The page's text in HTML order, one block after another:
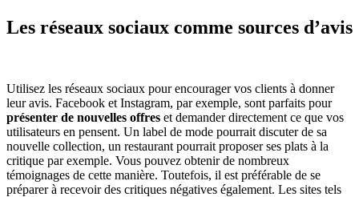
Les réseaux sociaux comme sources d’avis
Utilisez les réseaux sociaux pour encourager vos clients à donner
leur avis. Facebook et Instagram, par exemple, sont parfaits pour
présenter de nouvelles offres et demander directement ce que vos
utilisateurs en pensent. Un label de mode pourrait discuter de sa
nouvelle collection, un restaurant pourrait proposer ses plats à la
critique par exemple. Vous pouvez obtenir de nombreux
témoignages de cette manière. Toutefois, il est préférable de se
préparer à recevoir des critiques négatives également. Les sites tels